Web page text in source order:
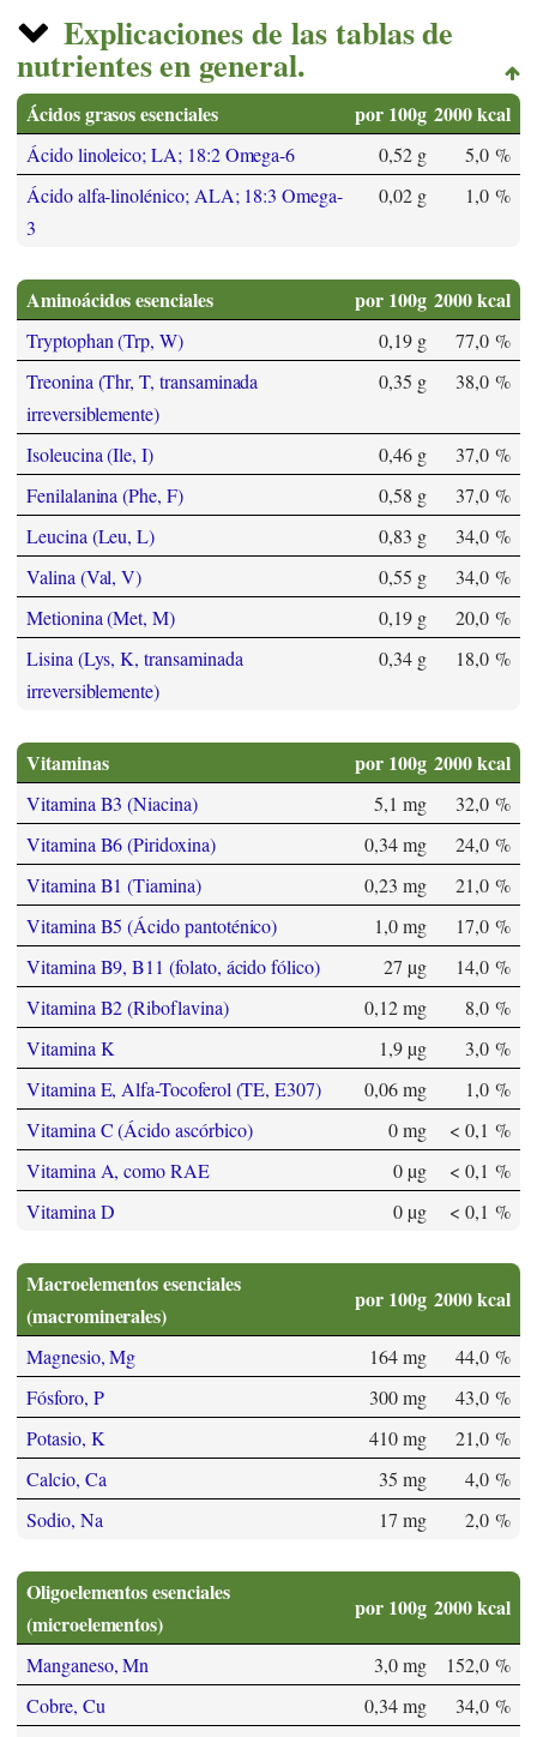
Explicaciones de las tablas de
nutrientes en general.
Ácidos grasos esenciales por 100g 2000 kcal
Ácido linoleico; LA; 18:2 Omega-6 0,52 g
5,0 %
Ácido alfa-linolénico; ALA; 18:3 Omega-
3
0,02 g 1,0 %
Aminoácidos esenciales por 100g 2000 kcal
Tryptophan (Trp, W) 0,19 g
77,0 %
Treonina (Thr, T, transaminada
irreversiblemente)
0,35 g 38,0 %
Isoleucina (Ile, I) 0,46 g
37,0 %
Fenilalanina (Phe, F)
0,58 g
37,0 %
Leucina (Leu, L)
0,83 g
34,0 %
Valina (Val, V)
0,55 g
34,0 %
Metionina (Met, M)
0,19 g
20,0 %
Lisina (Lys, K, transaminada
irreversiblemente)
0,34 g 18,0 %
Vitaminas por 100g 2000 kcal
Vitamina B3 (Niacina) 5,1 mg
32,0 %
Vitamina B6 (Piridoxina)
0,34 mg
24,0 %
Vitamina B1 (Tiamina)
0,23 mg
21,0 %
Vitamina B5 (Ácido pantoténico)
1,0 mg
17,0 %
Vitamina B9, B11 (folato, ácido fólico)
27 µg
14,0 %
Vitamina B2 (Riboflavina)
0,12 mg
8,0 %
Vitamina K
1,9 µg
3,0 %
Vitamina E, Alfa-Tocoferol (TE, E307)
0,06 mg
1,0 %
Vitamina C (Ácido ascórbico)
0 mg
< 0,1 %
Vitamina A, como RAE
0 µg
< 0,1 %
Vitamina D
0 µg < 0,1 %
Macroelementos esenciales
(macrominerales)
por 100g 2000 kcal
Magnesio, Mg 164 mg
44,0 %
Fósforo, P
300 mg
43,0 %
Potasio, K
410 mg
21,0 %
Calcio, Ca
35 mg
4,0 %
Sodio, Na
17 mg 2,0 %
Oligoelementos esenciales
(microelementos)
por 100g 2000 kcal
Manganeso, Mn 3,0 mg
152,0 %
Cobre, Cu
0,34 mg
34,0 %